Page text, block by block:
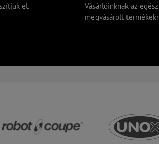
el.
Vásárlóinknak az
megvásárolt